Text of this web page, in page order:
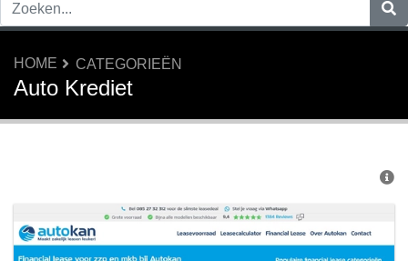
HOME CATEGORIEËN
Auto Krediet